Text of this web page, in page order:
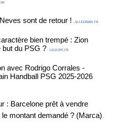
sont de retour ! - ALLEZPARIS.FR
bien trempé : Zion
but du PSG ? - LEQUIPE.FR
avec Rodrigo Corrales -
Handball PSG 2025-2026 -
: Barcelone prêt à vendre
montant demandé ? (Marca) -